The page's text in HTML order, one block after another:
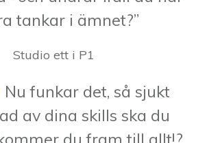
tankar i ämnet?”
Studio ett i P1
Nu funkar det, så sjukt
av dina skills ska du
du fram till allt!?